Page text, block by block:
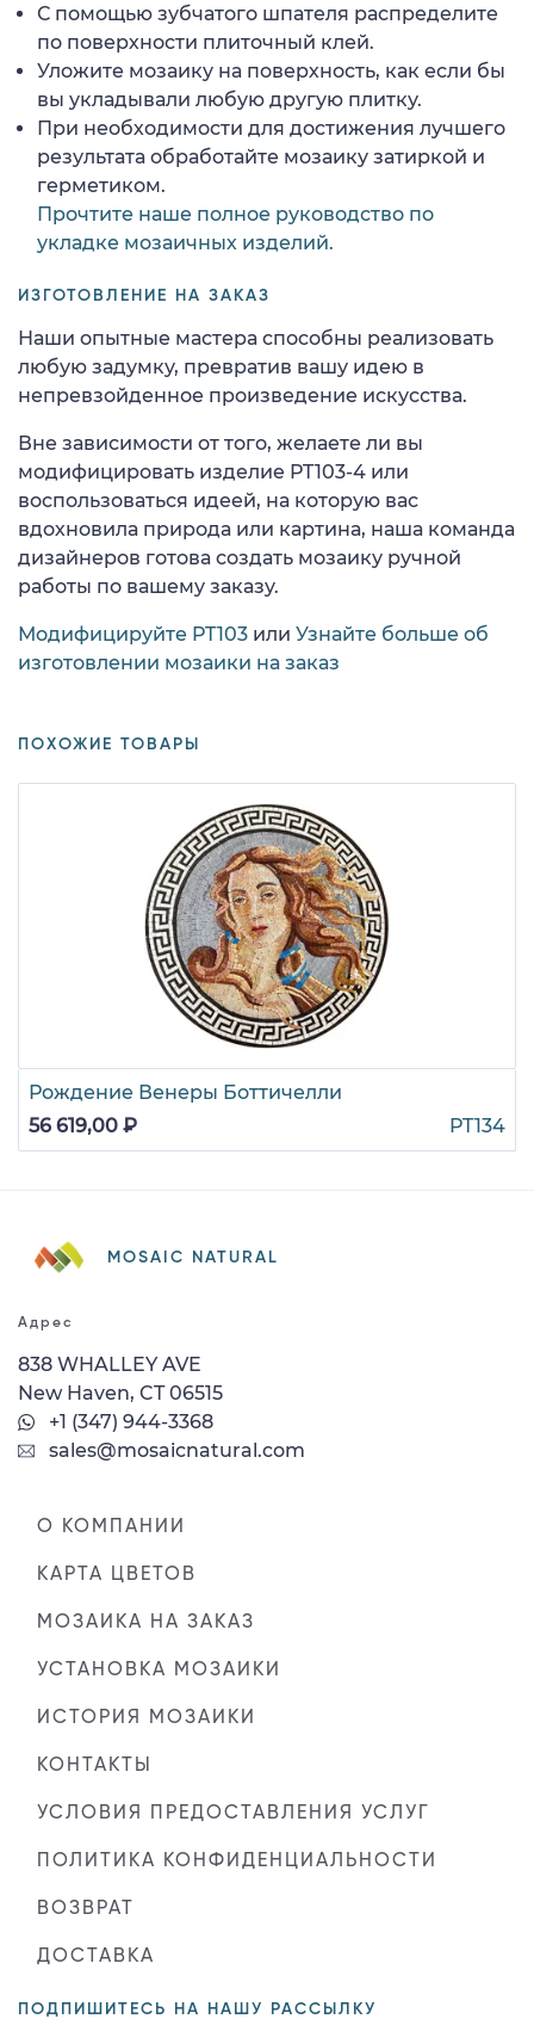
С помощью зубчатого шпателя распределите
по поверхности плиточный клей.
Уложите мозаику на поверхность, как если бы
вы укладывали любую другую плитку.
При необходимости для достижения лучшего
результата обработайте мозаику затиркой и
герметиком.
Прочтите наше полное руководство по
укладке мозаичных изделий.
ИЗГОТОВЛЕНИЕ НА ЗАКАЗ
Наши опытные мастера способны реализовать
любую задумку, превратив вашу идею в
непревзойденное произведение искусства.
Вне зависимости от того, желаете ли вы
модифицировать изделие PT103-4 или
воспользоваться идеей, на которую вас
вдохновила природа или картина, наша команда
дизайнеров готова создать мозаику ручной
работы по вашему заказу.
Модифицируйте PT103 или Узнайте больше об
изготовлении мозаики на заказ
ПОХОЖИЕ ТОВАРЫ
Рождение Венеры Боттичелли
56 619,00 ₽
PT134
MOSAIC NATURAL
Адрес
838 WHALLEY AVE
New Haven, CT 06515
+1 (347) 944-3368
sales@mosaicnatural.com
О КОМПАНИИ
КАРТА ЦВЕТОВ
МОЗАИКА НА ЗАКАЗ
УСТАНОВКА МОЗАИКИ
ИСТОРИЯ МОЗАИКИ
КОНТАКТЫ
УСЛОВИЯ ПРЕДОСТАВЛЕНИЯ УСЛУГ
ПОЛИТИКА КОНФИДЕНЦИАЛЬНОСТИ
ВОЗВРАТ
ДОСТАВКА
ПОДПИШИТЕСЬ НА НАШУ РАССЫЛКУ